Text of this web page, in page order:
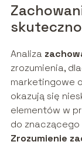
Analiza
zrozumienia,
marketingowe
okazują się
elementów w
do
Zrozumienie